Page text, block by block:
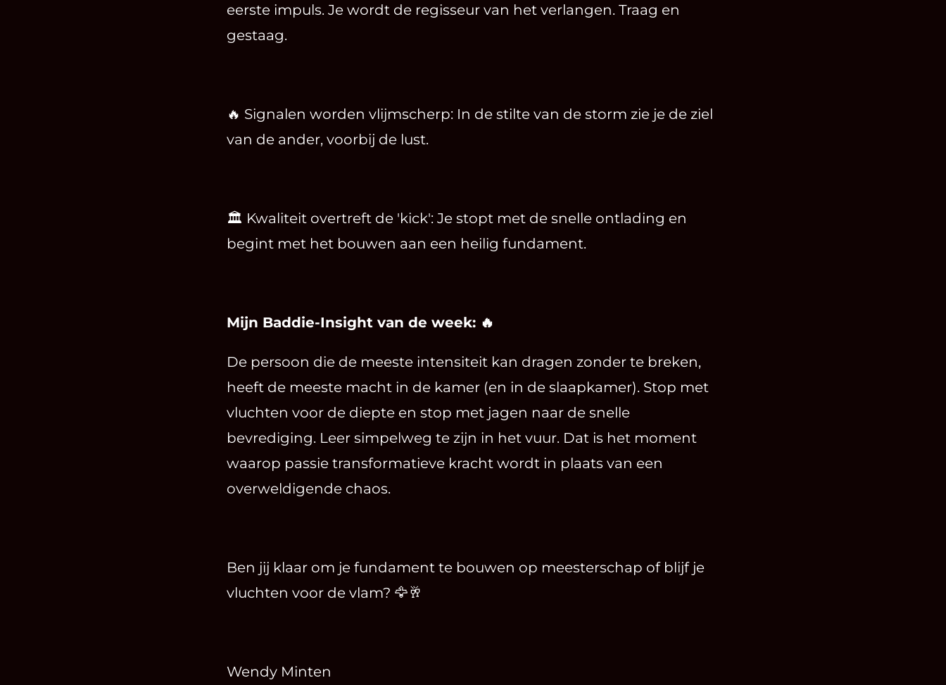
eerste impuls. Je wordt de regisseur van het verlangen. Traag en
gestaag.
🔥 Signalen worden vlijmscherp: In de stilte van de storm zie je de ziel
van de ander, voorbij de lust.
🏛️ Kwaliteit overtreft de 'kick': Je stopt met de snelle ontlading en
begint met het bouwen aan een heilig fundament.
Mijn Baddie-Insight van de week: 🔥
De persoon die de meeste intensiteit kan dragen zonder te breken,
heeft de meeste macht in de kamer (en in de slaapkamer). Stop met
vluchten voor de diepte en stop met jagen naar de snelle
bevrediging. Leer simpelweg te zijn in het vuur. Dat is het moment
waarop passie transformatieve kracht wordt in plaats van een
overweldigende chaos.
Ben jij klaar om je fundament te bouwen op meesterschap of blijf je
vluchten voor de vlam? 🦅🥂
Wendy Minten